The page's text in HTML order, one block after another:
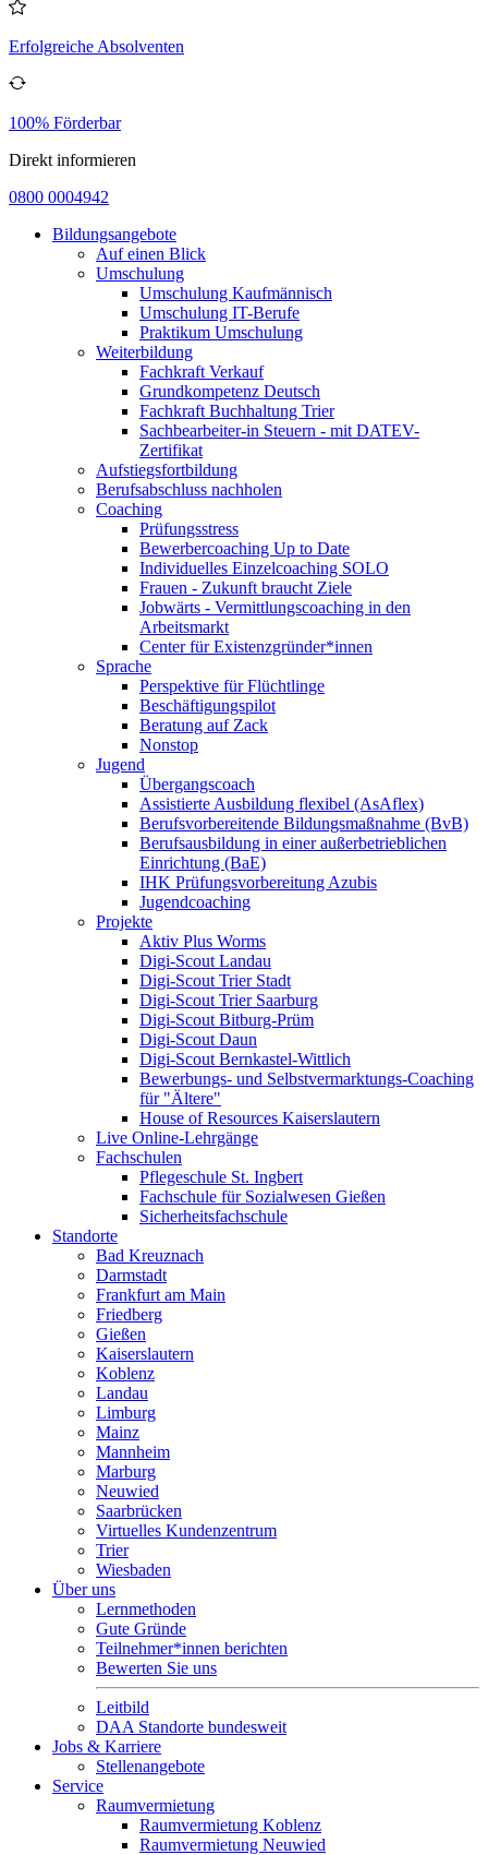
Erfolgreiche Absolventen
100% Förderbar
Direkt informieren
0800 0004942
Bildungsangebote
Auf einen Blick
Umschulung
Umschulung Kaufmännisch
Umschulung IT-Berufe
Praktikum Umschulung
Weiterbildung
Fachkraft Verkauf
Grundkompetenz Deutsch
Fachkraft Buchhaltung Trier
Sachbearbeiter-in Steuern - mit DATEV-
Zertifikat
Aufstiegsfortbildung
Berufsabschluss nachholen
Coaching
Prüfungsstress
Bewerbercoaching Up to Date
Individuelles Einzelcoaching SOLO
Frauen - Zukunft braucht Ziele
Jobwärts - Vermittlungscoaching in den
Arbeitsmarkt
Center für Existenzgründer*innen
Sprache
Perspektive für Flüchtlinge
Beschäftigungspilot
Beratung auf Zack
Nonstop
Jugend
Übergangscoach
Assistierte Ausbildung flexibel (AsAflex)
Berufsvorbereitende Bildungsmaßnahme (BvB)
Berufsausbildung in einer außerbetrieblichen
Einrichtung (BaE)
IHK Prüfungsvorbereitung Azubis
Jugendcoaching
Projekte
Aktiv Plus Worms
Digi-Scout Landau
Digi-Scout Trier Stadt
Digi-Scout Trier Saarburg
Digi-Scout Bitburg-Prüm
Digi-Scout Daun
Digi-Scout Bernkastel-Wittlich
Bewerbungs- und Selbstvermarktungs-Coaching
für "Ältere"
House of Resources Kaiserslautern
Live Online-Lehrgänge
Fachschulen
Pflegeschule St. Ingbert
Fachschule für Sozialwesen Gießen
Sicherheitsfachschule
Standorte
Bad Kreuznach
Darmstadt
Frankfurt am Main
Friedberg
Gießen
Kaiserslautern
Koblenz
Landau
Limburg
Mainz
Mannheim
Marburg
Neuwied
Saarbrücken
Virtuelles Kundenzentrum
Trier
Wiesbaden
Über uns
Lernmethoden
Gute Gründe
Teilnehmer*innen berichten
Bewerten Sie uns
Leitbild
DAA Standorte bundesweit
Jobs & Karriere
Stellenangebote
Service
Raumvermietung
Raumvermietung Koblenz
Raumvermietung Neuwied